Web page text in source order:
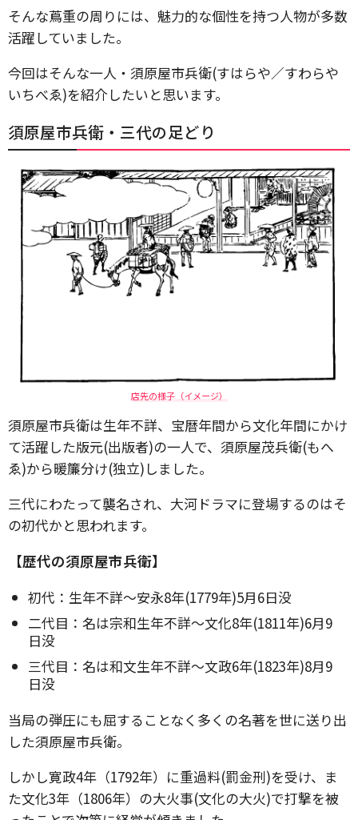
そんな蔦重の周りには、魅力的な個性を持つ人物が多数
活躍していました。
今回はそんな一人・須原屋市兵衛(すはらや／すわらや
いちべゑ)を紹介したいと思います。
須原屋市兵衛・三代の足どり
店先の様子（イメージ）
須原屋市兵衛は生年不詳、宝暦年間から文化年間にかけ
て活躍した版元(出版者)の一人で、須原屋茂兵衛(もへ
ゑ)から暖簾分け(独立)しました。
三代にわたって襲名され、大河ドラマに登場するのはそ
の初代かと思われます。
【歴代の須原屋市兵衛】
初代：生年不詳～安永8年(1779年)5月6日没
二代目：名は宗和生年不詳～文化8年(1811年)6月9
日没
三代目：名は和文生年不詳～文政6年(1823年)8月9
日没
当局の弾圧にも屈することなく多くの名著を世に送り出
した須原屋市兵衛。
しかし寛政4年（1792年）に重過料(罰金刑)を受け、ま
た文化3年（1806年）の大火事(文化の大火)で打撃を被